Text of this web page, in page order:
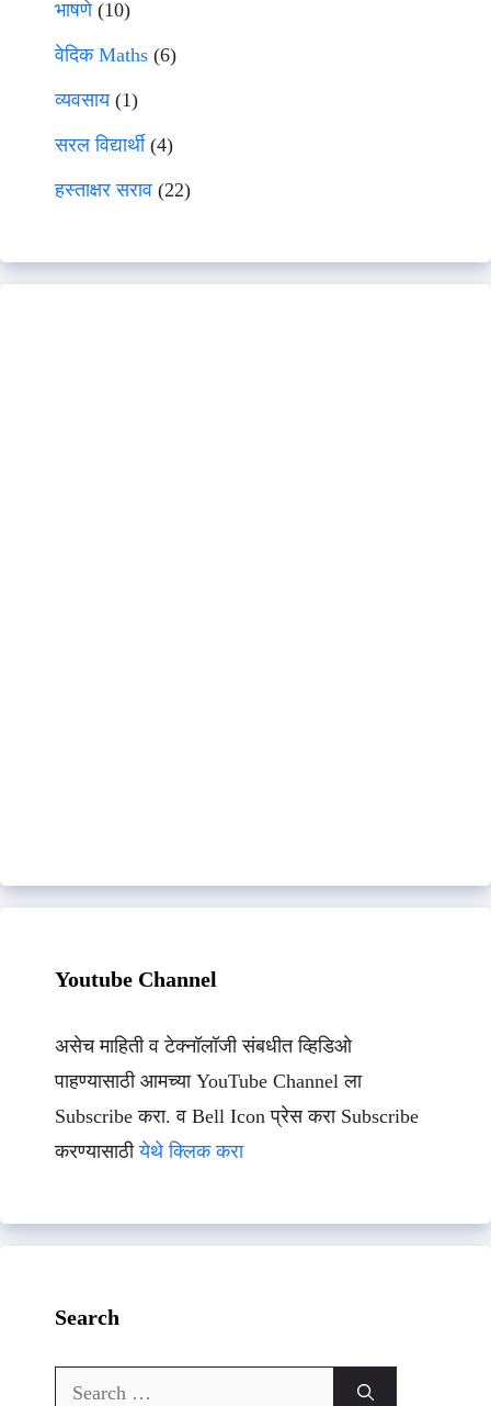
भाषणे(10)
वेदिक Maths (6)
व्यवसाय(1)
सरल विद्यार्थी(4)
हस्ताक्षर सराव (22)
Youtube Channel
असेच माहिती व टेक्नॉलॉजी संबधीत व्हिडिओ
पाहण्यासाठी आमच्या YouTube Channel ला
Subscribe करा. व Bell Icon प्रेस करा Subscribe
करण्यासाठीयेथे क्लिक करा
Search
Search